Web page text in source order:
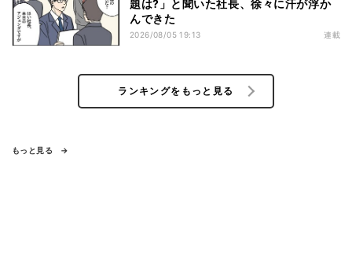
題は?」と聞いた社長、徐々に汗が浮か
んできた
2026/08/05 19:13 連載
ランキングをもっと見る
もっと見る